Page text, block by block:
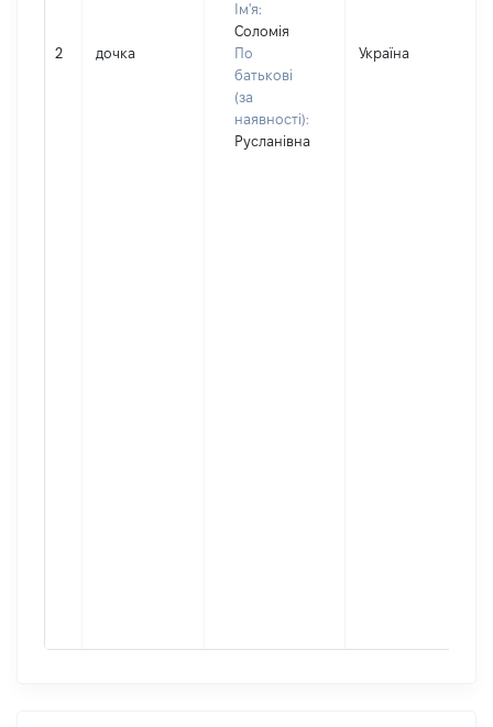
2 дочка
Ім'я:
Соломія
По
батькові
(за
наявності):
Русланівна
Україна